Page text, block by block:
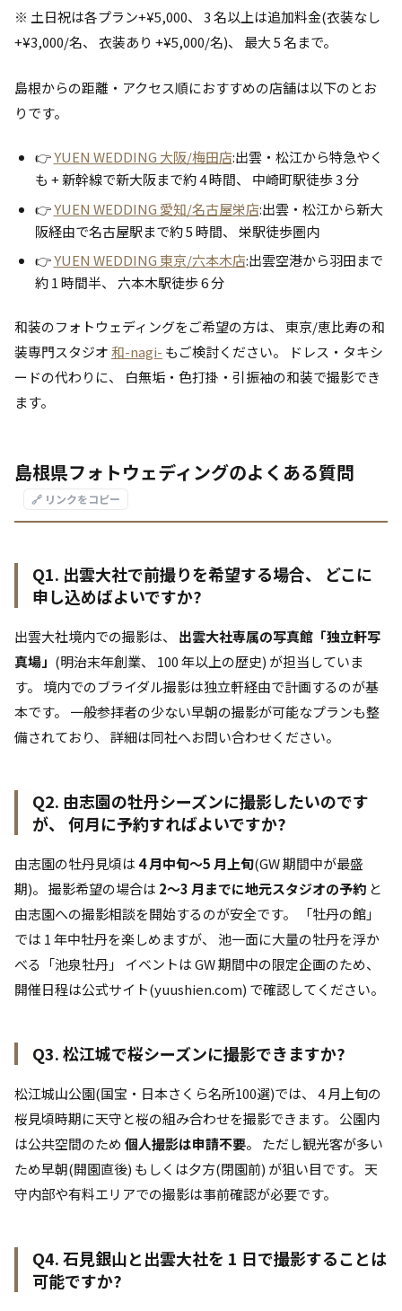
※ 土日祝は各プラン+¥5,000、 3 名以上は追加料金(衣装なし
+¥3,000/名、 衣装あり +¥5,000/名)、 最大 5 名まで。
島根からの距離・アクセス順におすすめの店舗は以下のとお
りです。
👉YUEN WEDDING 大阪/梅田店:出雲・松江から特急やく
も + 新幹線で新大阪まで約 4 時間、 中崎町駅徒歩 3 分
👉YUEN WEDDING 愛知/名古屋栄店:出雲・松江から新大
阪経由で名古屋駅まで約 5 時間、 栄駅徒歩圏内
👉YUEN WEDDING 東京/六本木店:出雲空港から羽田まで
約 1 時間半、 六本木駅徒歩 6 分
和装のフォトウェディングをご希望の方は、 東京/恵比寿の和
装専門スタジオ和-nagi- もご検討ください。 ドレス・タキシ
ードの代わりに、 白無垢・色打掛・引振袖の和装で撮影でき
ます。
島根県フォトウェディングのよくある質問
🔗 リンクをコピー
Q1. 出雲大社で前撮りを希望する場合、 どこに
申し込めばよいですか?
出雲大社境内での撮影は、 出雲大社専属の写真館「独立軒写
真場」 (明治末年創業、 100 年以上の歴史) が担当していま
す。 境内でのブライダル撮影は独立軒経由で計画するのが基
本です。 一般参拝者の少ない早朝の撮影が可能なプランも整
備されており、 詳細は同社へお問い合わせください。
Q2. 由志園の牡丹シーズンに撮影したいのです
が、 何月に予約すればよいですか?
由志園の牡丹見頃は 4 月中旬〜5 月上旬(GW 期間中が最盛
期)。 撮影希望の場合は 2〜3 月までに地元スタジオの予約 と
由志園への撮影相談を開始するのが安全です。 「牡丹の館」
では 1 年中牡丹を楽しめますが、 池一面に大量の牡丹を浮か
べる「池泉牡丹」 イベントは GW 期間中の限定企画のため、
開催日程は公式サイト(yuushien.com) で確認してください。
Q3. 松江城で桜シーズンに撮影できますか?
松江城山公園(国宝・日本さくら名所100選)では、 4 月上旬の
桜見頃時期に天守と桜の組み合わせを撮影できます。 公園内
は公共空間のため個人撮影は申請不要。 ただし観光客が多い
ため早朝(開園直後) もしくは夕方(閉園前) が狙い目です。 天
守内部や有料エリアでの撮影は事前確認が必要です。
Q4. 石見銀山と出雲大社を 1 日で撮影することは
可能ですか?